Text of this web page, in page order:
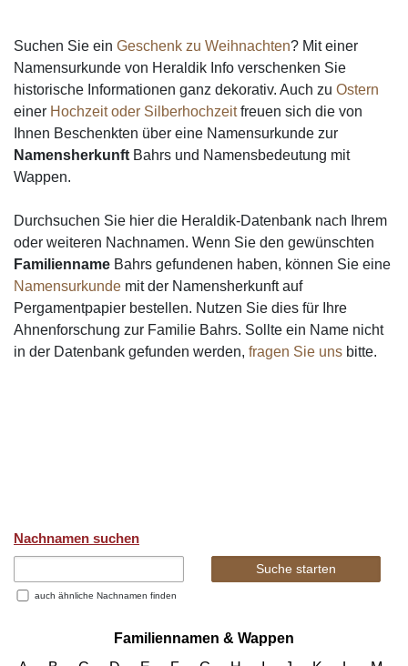
Suchen Sie ein Geschenk zu Weihnachten? Mit einer
Namensurkunde von Heraldik Info verschenken Sie
historische Informationen ganz dekorativ. Auch zu Ostern
einer Hochzeit oder Silberhochzeitfreuen sich die von
Ihnen Beschenkten über eine Namensurkunde zur
Namensherkunft Bahrs und Namensbedeutung mit
Wappen.
Durchsuchen Sie hier die Heraldik-Datenbank nach Ihrem
oder weiteren Nachnamen. Wenn Sie den gewünschten
Familienname Bahrs gefundenen haben, können Sie eine
Namensurkunde mit der Namensherkunft auf
Pergamentpapier bestellen. Nutzen Sie dies für Ihre
Ahnenforschung zur Familie Bahrs. Sollte ein Name nicht
in der Datenbank gefunden werden, fragen Sie uns bitte.
Nachnamen suchen
auch ähnliche Nachnamen finden
Familiennamen & Wappen